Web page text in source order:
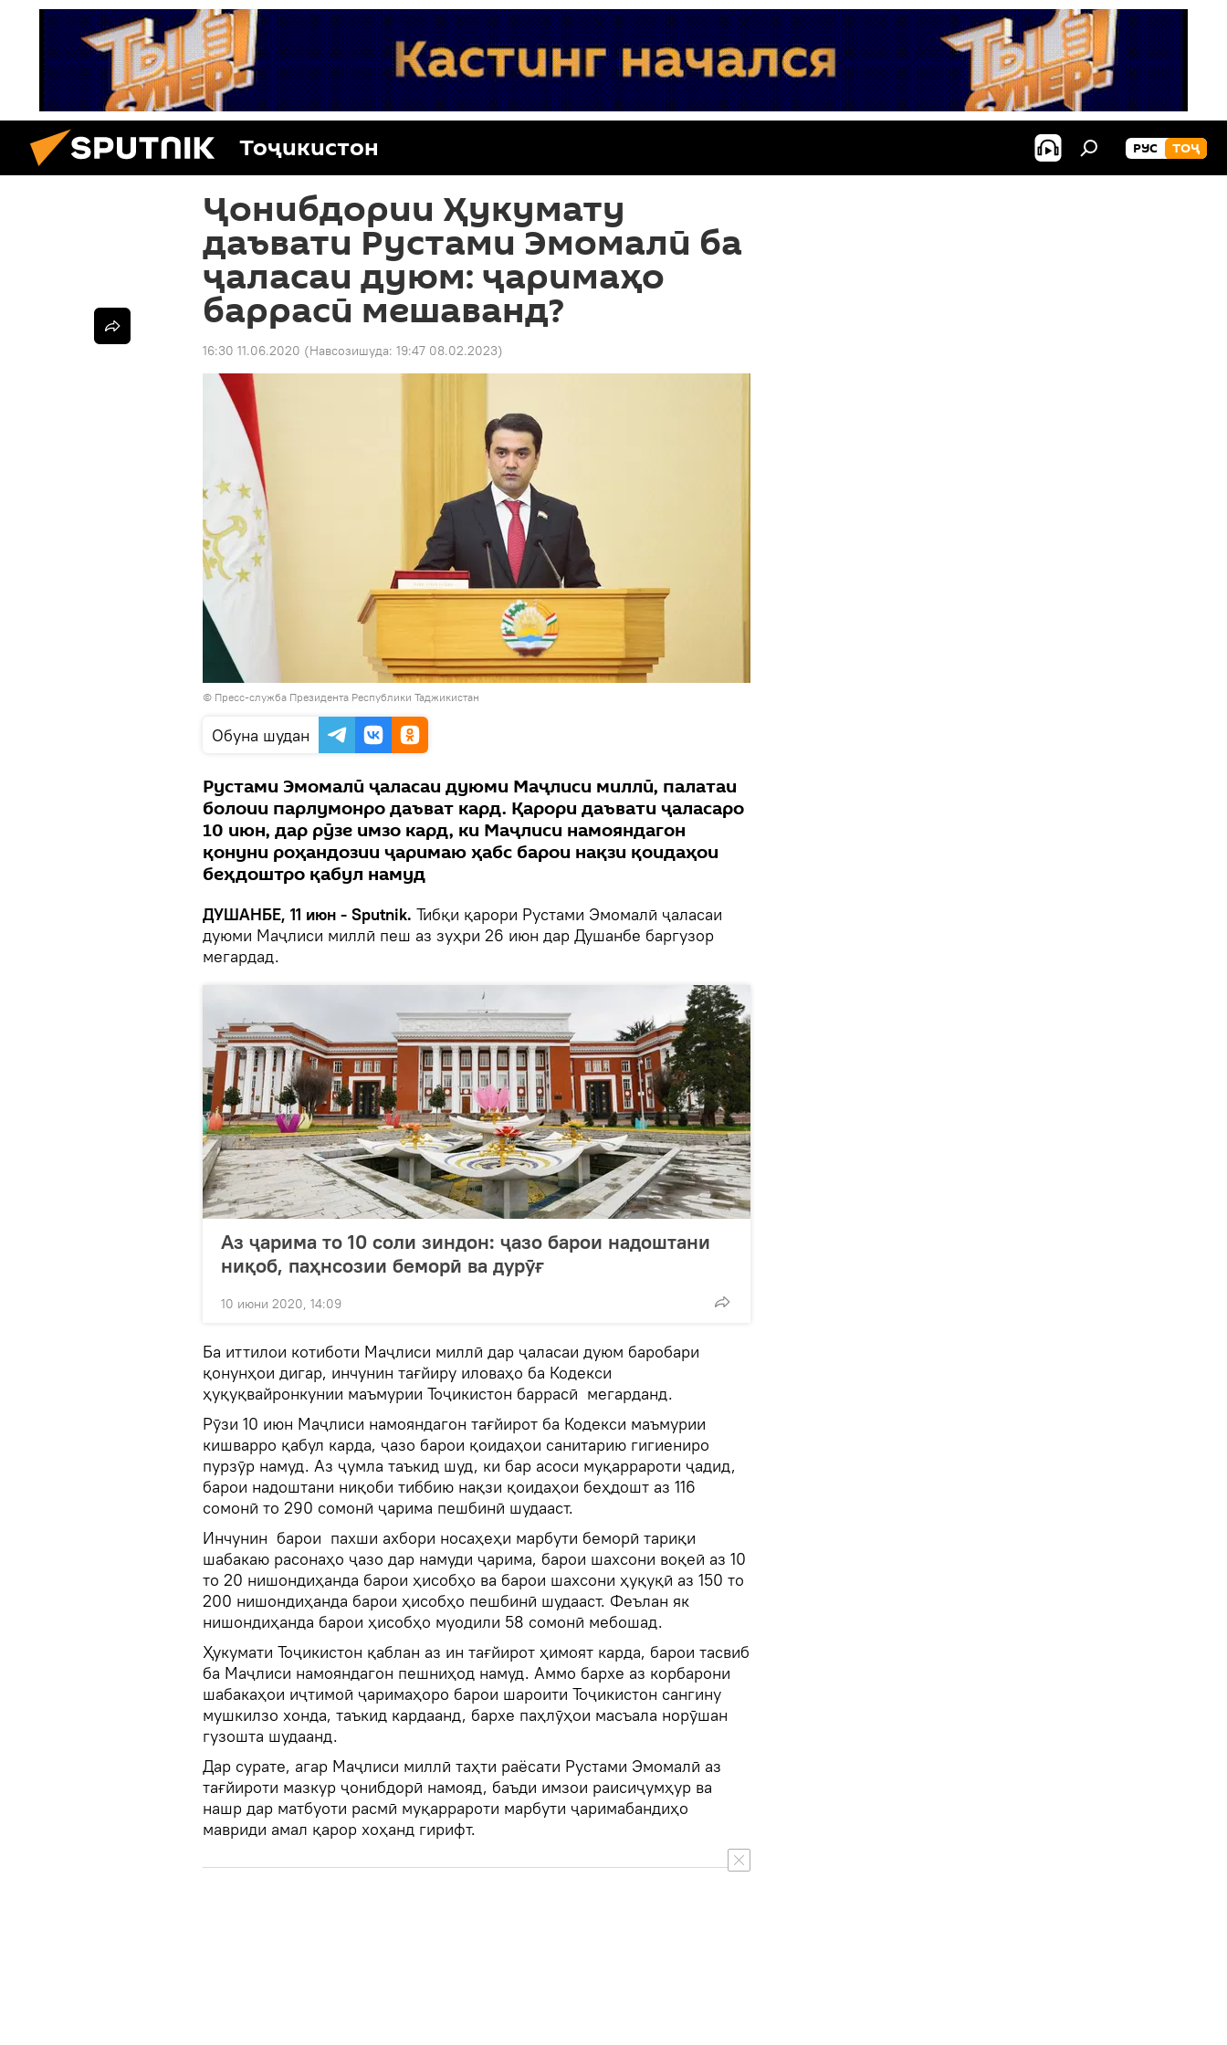
Тоҷикистон РУС ТОҶ
Ҷонибдории Ҳукумату
даъвати Рустами Эмомалӣ ба
ҷаласаи дуюм: ҷаримаҳо
баррасӣ мешаванд?
16:30 11.06.2020 (Навсозишуда: 19:47 08.02.2023)
© Пресс-служба Президента Республики Таджикистан
Обуна шудан
Рустами Эмомалӣ ҷаласаи дуюми Маҷлиси миллӣ, палатаи
болоии парлумонро даъват кард. Қарори даъвати ҷаласаро
10 июн, дар рӯзе имзо кард, ки Маҷлиси намояндагон
қонуни роҳандозии ҷаримаю ҳабс барои нақзи қоидаҳои
беҳдоштро қабул намуд
ДУШАНБЕ, 11 июн - Sputnik. Тибқи қарори Рустами Эмомалӣ ҷаласаи
дуюми Маҷлиси миллӣ пеш аз зуҳри 26 июн дар Душанбе баргузор
мегардад.
Аз ҷарима то 10 соли зиндон: ҷазо барои надоштани
ниқоб, паҳнсозии беморӣ ва дурӯғ
10 июни 2020, 14:09
Ба иттилои котиботи Маҷлиси миллӣ дар ҷаласаи дуюм баробари
қонунҳои дигар, инчунин тағйиру иловаҳо ба Кодекси
ҳуқуқвайронкунии маъмурии Тоҷикистон баррасӣ мегарданд.
Рӯзи 10 июн Маҷлиси намояндагон тағйирот ба Кодекси маъмурии
кишварро қабул карда, ҷазо барои қоидаҳои санитарию гигиениро
пурзӯр намуд. Аз ҷумла таъкид шуд, ки бар асоси муқаррароти ҷадид,
барои надоштани ниқоби тиббию нақзи қоидаҳои беҳдошт аз 116
сомонӣ то 290 сомонӣ ҷарима пешбинӣ шудааст.
Инчунин барои пахши ахбори носаҳеҳи марбути беморӣ тариқи
шабакаю расонаҳо ҷазо дар намуди ҷарима, барои шахсони воқеӣ аз 10
то 20 нишондиҳанда барои ҳисобҳо ва барои шахсони ҳуқуқӣ аз 150 то
200 нишондиҳанда барои ҳисобҳо пешбинӣ шудааст. Феълан як
нишондиҳанда барои ҳисобҳо муодили 58 сомонӣ мебошад.
Ҳукумати Тоҷикистон қаблан аз ин тағйирот ҳимоят карда, барои тасвиб
ба Маҷлиси намояндагон пешниҳод намуд. Аммо бархе аз корбарони
шабакаҳои иҷтимоӣ ҷаримаҳоро барои шароити Тоҷикистон сангину
мушкилзо хонда, таъкид кардаанд, бархе паҳлӯҳои масъала норӯшан
гузошта шудаанд.
Дар сурате, агар Маҷлиси миллӣ таҳти раёсати Рустами Эмомалӣ аз
тағйироти мазкур ҷонибдорӣ намояд, баъди имзои раисиҷумҳур ва
нашр дар матбуоти расмӣ муқаррароти марбути ҷаримабандиҳо
мавриди амал қарор хоҳанд гирифт.